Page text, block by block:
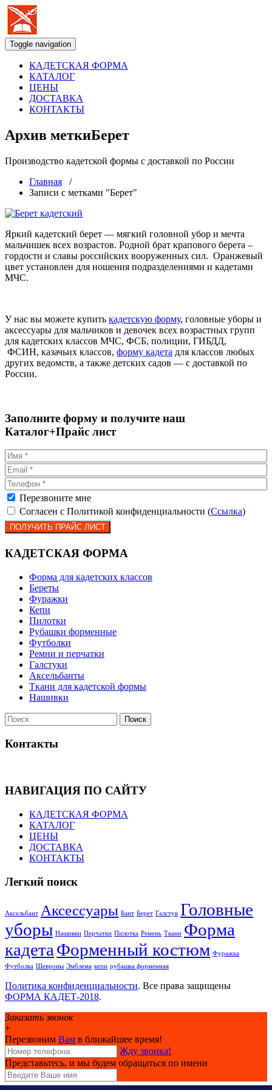
Toggle navigation
КАДЕТСКАЯ ФОРМА
КАТАЛОГ
ЦЕНЫ
ДОСТАВКА
КОНТАКТЫ
Архив меткиБерет
Производство кадетской формы с доставкой по России
Главная /
Записи с метками "Берет"
Яркий кадетский берет — мягкий головной убор и мечта
мальчишек всех возрастов. Родной брат крапового берета –
гордости и славы российских вооруженных сил. Оранжевый
цвет установлен для ношения подразделениями и кадетами
МЧС.
У нас вы можете купить кадетскую форму, головные уборы и
аксессуары для мальчиков и девочек всех возрастных групп
для кадетских классов МЧС, ФСБ, полиции, ГИБДД,
ФСИН, казачьих классов, форму кадета для классов любых
других ведомств, а также детских садов — с доставкой по
России.
Заполните форму и получите наш
Каталог+Прайс лист
Перезвоните мне
Согласен с Политикой конфиденциальности (Ссылка)
КАДЕТСКАЯ ФОРМА
Форма для кадетских классов
Береты
Фуражки
Кепи
Пилотки
Рубашки форменные
Футболки
Ремни и перчатки
Галстуки
Аксельбанты
Ткани для кадетской формы
Нашивки
Контакты
НАВИГАЦИЯ ПО САЙТУ
КАДЕТСКАЯ ФОРМА
КАТАЛОГ
ЦЕНЫ
ДОСТАВКА
КОНТАКТЫ
Легкий поиск
Аксельбант Аксессуары Бант Берет Галстук Головные
уборы Нашивки Перчатки Пилотка Ремень Ткани Форма
кадета Форменный костюм Фуражка
Футболка Шевроны Эмблема кепи рубашка форменная
Политика конфиденциальности. Все права защищены
ФОРМА КАДЕТ-2018.
Заказать звонок
+
Перезвоним Вам в ближайшее время!
Жду звонка!
Представьтесь, и мы будем обращаться по имени